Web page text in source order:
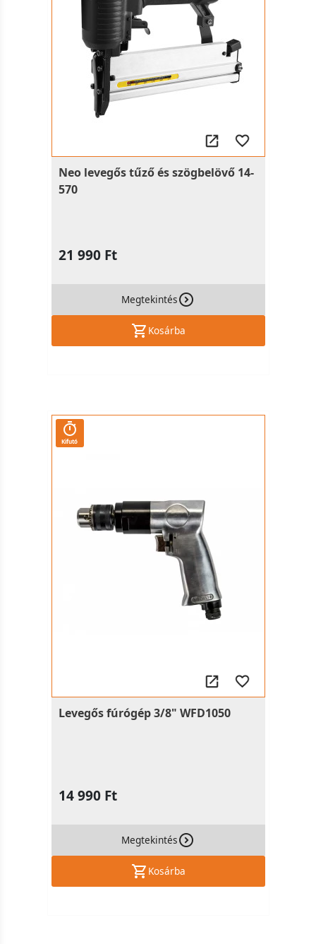
Neo levegős tűző és szögbelövő 14-
570
21 990 Ft
Megtekintés
Kosárba
Kifutó
Levegős fúrógép 3/8" WFD1050
14 990 Ft
Megtekintés
Kosárba